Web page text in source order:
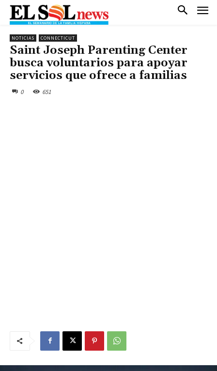
NOTICIAS CONNECTICUT
Saint Joseph Parenting Center
busca voluntarios para apoyar
servicios que ofrece a familias
0 651